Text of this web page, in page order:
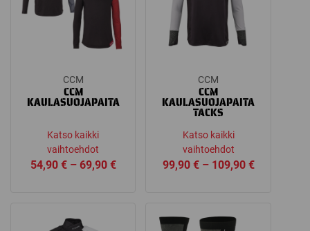
CCM
CCM
KAULASUOJAPAITA
Katso kaikki
vaihtoehdot
54,90 € – 69,90 €Price
CCM
CCM
KAULASUOJAPAITA
TACKS
Katso kaikki
vaihtoehdot
99,90 € – 109,90 €Price